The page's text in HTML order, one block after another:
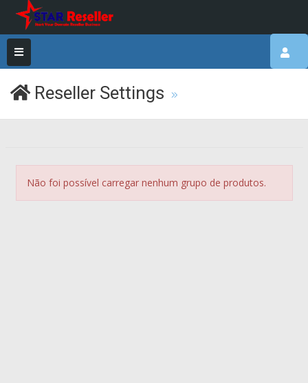
Reseller Settings
Não foi possível carregar nenhum grupo de produtos.